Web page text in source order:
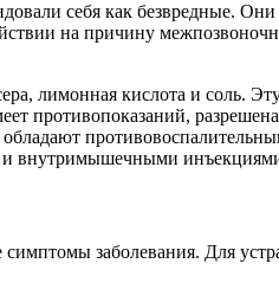
себя как безвредные.
на причину
лимонная кислота и соль.
противопоказаний,
обладают
и внутримышечными
заболевания. Для